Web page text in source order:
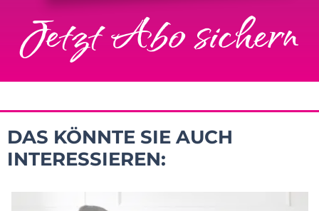
Jetzt Abo sichern
DAS KÖNNTE SIE AUCH
INTERESSIEREN: